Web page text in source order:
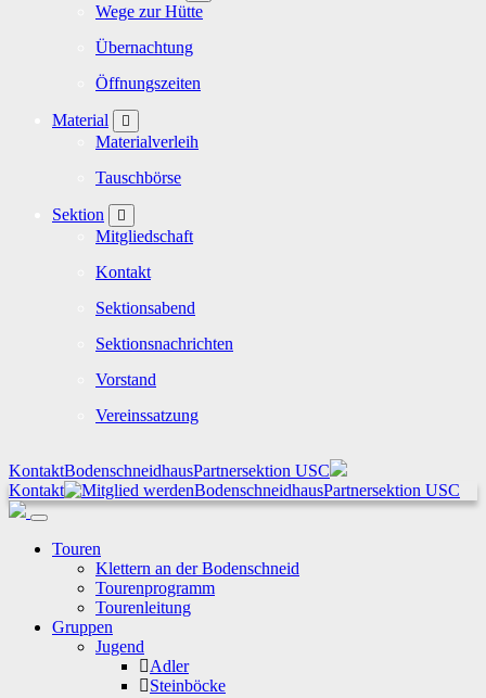
Wege zur Hütte
Übernachtung
Öffnungszeiten
Material
Materialverleih
Tauschbörse
Sektion
Mitgliedschaft
Kontakt
Sektionsabend
Sektionsnachrichten
Vorstand
Vereinssatzung
KontaktBodenschneidhausPartnersektion USC
Kontakt
BodenschneidhausPartnersektion USC
Touren
Klettern an der Bodenschneid
Tourenprogramm
Tourenleitung
Gruppen
Jugend
Adler
Steinböcke